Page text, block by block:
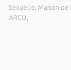
Sexuelle, Maison de
ARCU,